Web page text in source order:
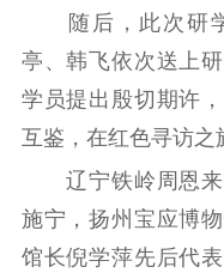
随后，此次研学
亭、韩飞依次送上
学员提出殷切期许
互鉴，在红色寻访之
辽宁铁岭周恩来
施宁，扬州宝应博
馆长倪学萍先后代